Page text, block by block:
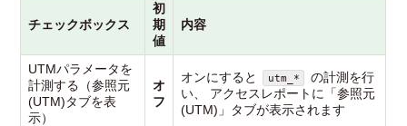
チェックボックス
初
期
値
内容
UTMパラメータを
計測する（参照元
(UTM)タブを表
示）
オ
フ
オンにすると utm_*
の計測を行
い、 アクセスレポートに「参照元
(UTM)」タブが表示されます